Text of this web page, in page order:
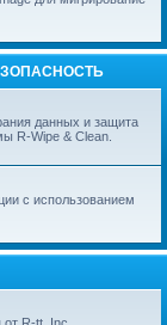
данных и защита
R-Wipe & Clean.
с использованием